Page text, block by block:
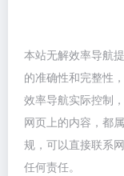
本站无解效率导航
的准确性和完整性
效率导航实际控制
网页上的内容，都
规，可以直接联系
任何责任。